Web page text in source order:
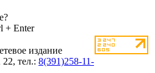
+ Enter
издание
тел.: 8(391)258-11-